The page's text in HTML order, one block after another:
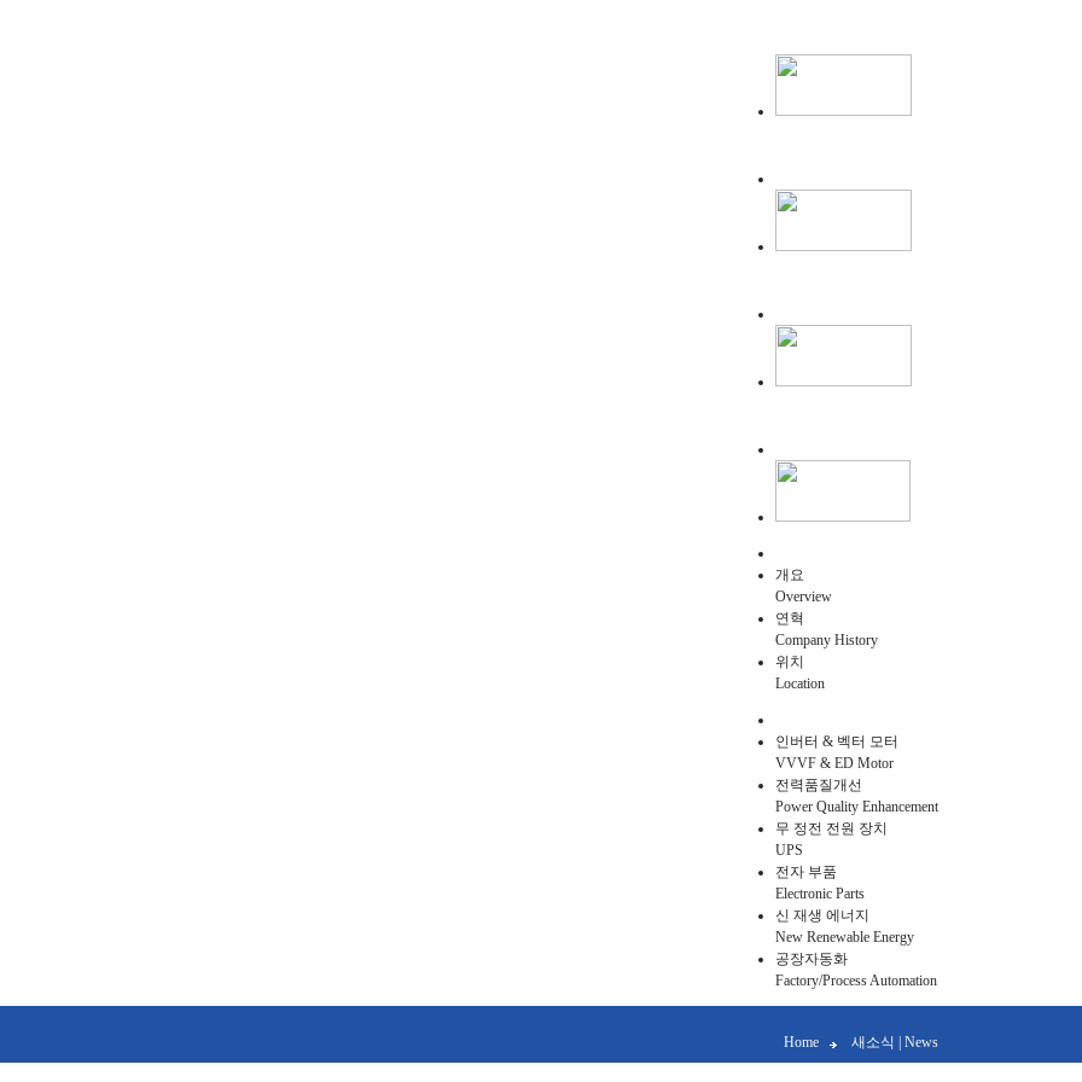
개요
Overview
연혁
Company History
위치
Location
인버터 & 벡터 모터
VVVF & ED Motor
전력품질개선
Power Quality Enhancement
무 정전 전원 장치
UPS
전자 부품
Electronic Parts
신 재생 에너지
New Renewable Energy
공장자동화
Factory/Process Automation
Home 새소식 | News